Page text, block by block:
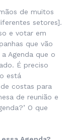
de muitos
setores].
e votar em
que vão
Agenda que o
É preciso
está
costas para
de reunião e
O que